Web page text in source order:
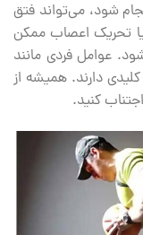
شود، می‌تواند فتق
تحریک اعصاب ممکن
عوامل فردی مانند
دارند. همیشه از
کنید.